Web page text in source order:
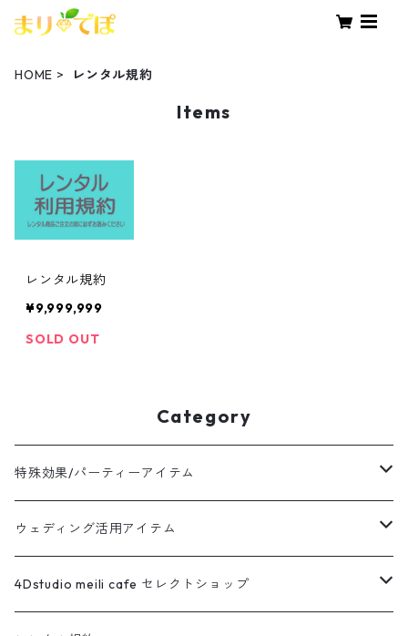
HOME レンタル規約
Items
レンタル規約
¥9,999,999
SOLD OUT
Category
特殊効果/パーティーアイテム
販売
レンタル
ウェディング活用アイテム
販売
4Dstudio meili cafe セレクトショップ